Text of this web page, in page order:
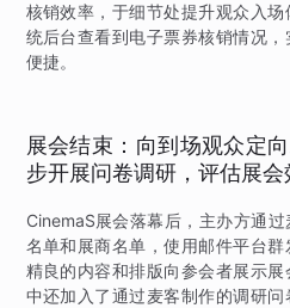
核销效率，于细节处提升观众入
统后台查看到电子票券核销情况
便捷。
展会结束：向到场观众定
步开展问卷调研，评估展会
CinemaS展会落幕后，主办方通
名单和展商名单，使用邮件平台
精良的内容和排版向参会者展示
中还加入了通过麦客制作的调研